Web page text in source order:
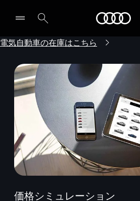
電気自動車の在庫はこちら
価格シミュレーション